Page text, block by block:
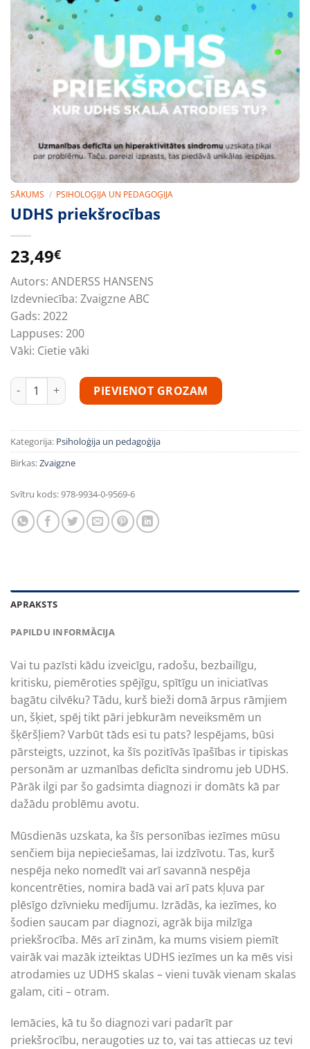
SĀKUMS / PSIHOLOĢIJA UN PEDAGOĢIJA
UDHS priekšrocības
23,49€
Autors: ANDERSS HANSENS
Izdevniecība: Zvaigzne ABC
Gads: 2022
Lappuses: 200
Vāki: Cietie vāki
UDHS priekšrocības daudzums
PIEVIENOT GROZAM
Kategorija: Psiholoģija un pedagoģija
Birkas:Zvaigzne
Svītru kods:978-9934-0-9569-6
APRAKSTS
PAPILDU INFORMĀCIJA
Vai tu pazīsti kādu izveicīgu, radošu, bezbailīgu,
kritisku, piemēroties spējīgu, spītīgu un iniciatīvas
bagātu cilvēku? Tādu, kurš bieži domā ārpus rāmjiem
un, šķiet, spēj tikt pāri jebkurām neveiksmēm un
šķēršļiem? Varbūt tāds esi tu pats? Iespējams, būsi
pārsteigts, uzzinot, ka šīs pozitīvās īpašības ir tipiskas
personām ar uzmanības deficīta sindromu jeb UDHS.
Pārāk ilgi par šo gadsimta diagnozi ir domāts kā par
dažādu problēmu avotu.
Mūsdienās uzskata, ka šīs personības iezīmes mūsu
senčiem bija nepieciešamas, lai izdzīvotu. Tas, kurš
nespēja neko nomedīt vai arī savannā nespēja
koncentrēties, nomira badā vai arī pats kļuva par
plēsīgo dzīvnieku medījumu. Izrādās, ka iezīmes, ko
šodien saucam par diagnozi, agrāk bija milzīga
priekšrocība. Mēs arī zinām, ka mums visiem piemīt
vairāk vai mazāk izteiktas UDHS iezīmes un ka mēs visi
atrodamies uz UDHS skalas – vieni tuvāk vienam skalas
galam, citi – otram.
Iemācies, kā tu šo diagnozi vari padarīt par
priekšrocību, neraugoties uz to, vai tas attiecas uz tevi